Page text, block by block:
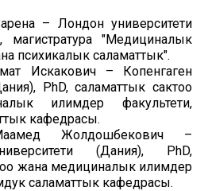
– Лондон университети
магистратура "Медициналык
психикалык саламаттык".
Искакович – Копенгаген
PhD, саламаттык сактоо
илимдер факультети,
кафедрасы.
Жолдошбекович –
(Дания), PhD,
жана медициналык илимдер
саламаттык кафедрасы.